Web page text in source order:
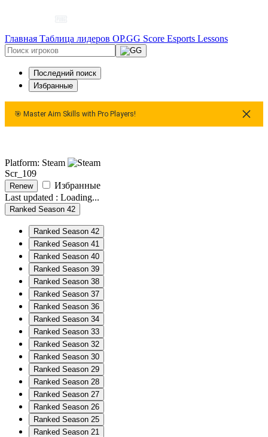
Главная Таблица лидеров OP.GG Score Esports Lessons
Последний поиск
Избранные
🎯 Master Aim Skills with Pro Players!
Platform: Steam
Scr_109
Renew
Избранные
Last updated : Loading...
Ranked Season 42
Ranked Season 42
Ranked Season 41
Ranked Season 40
Ranked Season 39
Ranked Season 38
Ranked Season 37
Ranked Season 36
Ranked Season 34
Ranked Season 33
Ranked Season 32
Ranked Season 30
Ranked Season 29
Ranked Season 28
Ranked Season 27
Ranked Season 26
Ranked Season 25
Ranked Season 21